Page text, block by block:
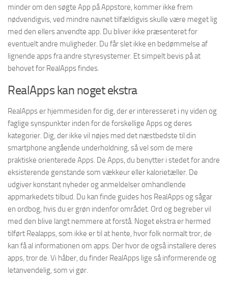
minder om den søgte App på Appstore, kommer ikke frem
nødvendigvis, ved mindre navnet tilfældigvis skulle være meget lig
med den ellers anvendte app. Du bliver ikke præsenteret for
eventuelt andre muligheder. Du får slet ikke en bedømmelse af
lignende apps fra andre styresystemer. Et simpelt bevis på at
behovet for RealApps findes.
RealApps kan noget ekstra
RealApps er hjemmesiden for dig, der er interesseret i ny viden og
faglige synspunkter inden for de forskellige Apps og deres
kategorier. Dig, der ikke vil nøjes med det næstbedste til din
smartphone angående underholdning, så vel som de mere
praktiske orienterede Apps. De Apps, du benytter i stedet for andre
eksisterende genstande som vækkeur eller kalorietæller. De
udgiver konstant nyheder og anmeldelser omhandlende
appmarkedets tilbud. Du kan finde guides hos RealApps og sågar
en ordbog, hvis du er grøn indenfor området. Ord og begreber vil
med den blive langt nemmere at forstå. Noget ekstra er hermed
tilført Realapps, som ikke er til at hente, hvor folk normalt tror, de
kan få al informationen om apps. Der hvor de også installere deres
apps, tror de. Vi håber, du finder RealApps lige så informerende og
letanvendelig, som vi gør.